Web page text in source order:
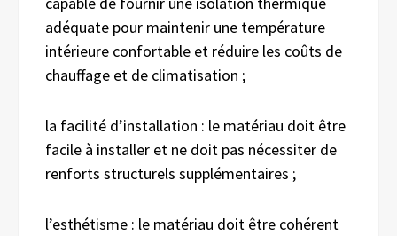
adéquate pour maintenir une température
intérieure confortable et réduire les coûts de
chauffage et de climatisation ;
la facilité d’installation : le matériau doit être
facile à installer et ne doit pas nécessiter de
renforts structurels supplémentaires ;
l’esthétisme : le matériau doit être cohérent